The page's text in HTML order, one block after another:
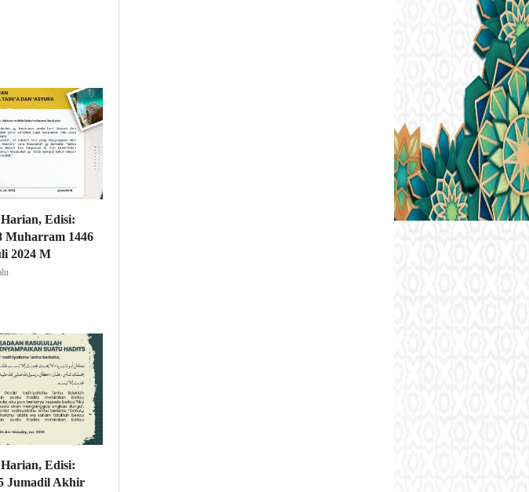
Edisi:
Muharram 1446
2024 M
Edisi:
Jumadil Akhir